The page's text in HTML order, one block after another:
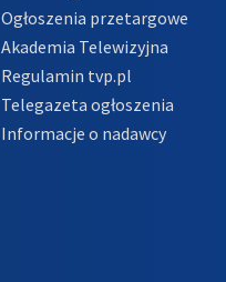
Ogłoszenia przetargowe
Akademia Telewizyjna
Regulamin tvp.pl
Telegazeta ogłoszenia
Informacje o nadawcy